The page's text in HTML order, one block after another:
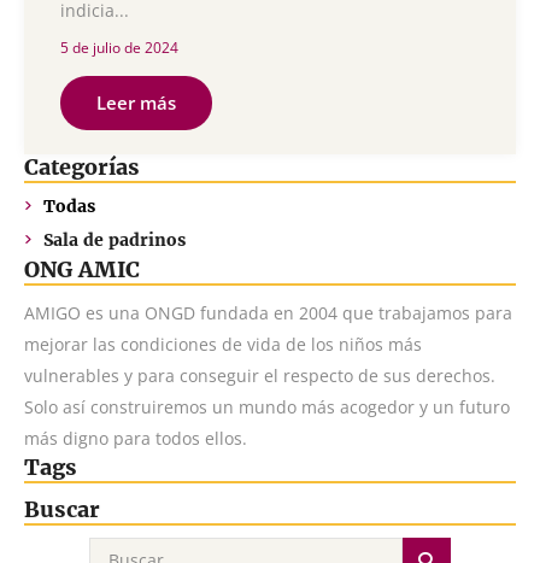
indicia...
5 de julio de 2024
Leer más
Categorías
Todas
Sala de padrinos
ONG AMIC
AMIGO es una ONGD fundada en 2004 que trabajamos para
mejorar las condiciones de vida de los niños más
vulnerables y para conseguir el respecto de sus derechos.
Solo así construiremos un mundo más acogedor y un futuro
más digno para todos ellos.
Tags
Buscar